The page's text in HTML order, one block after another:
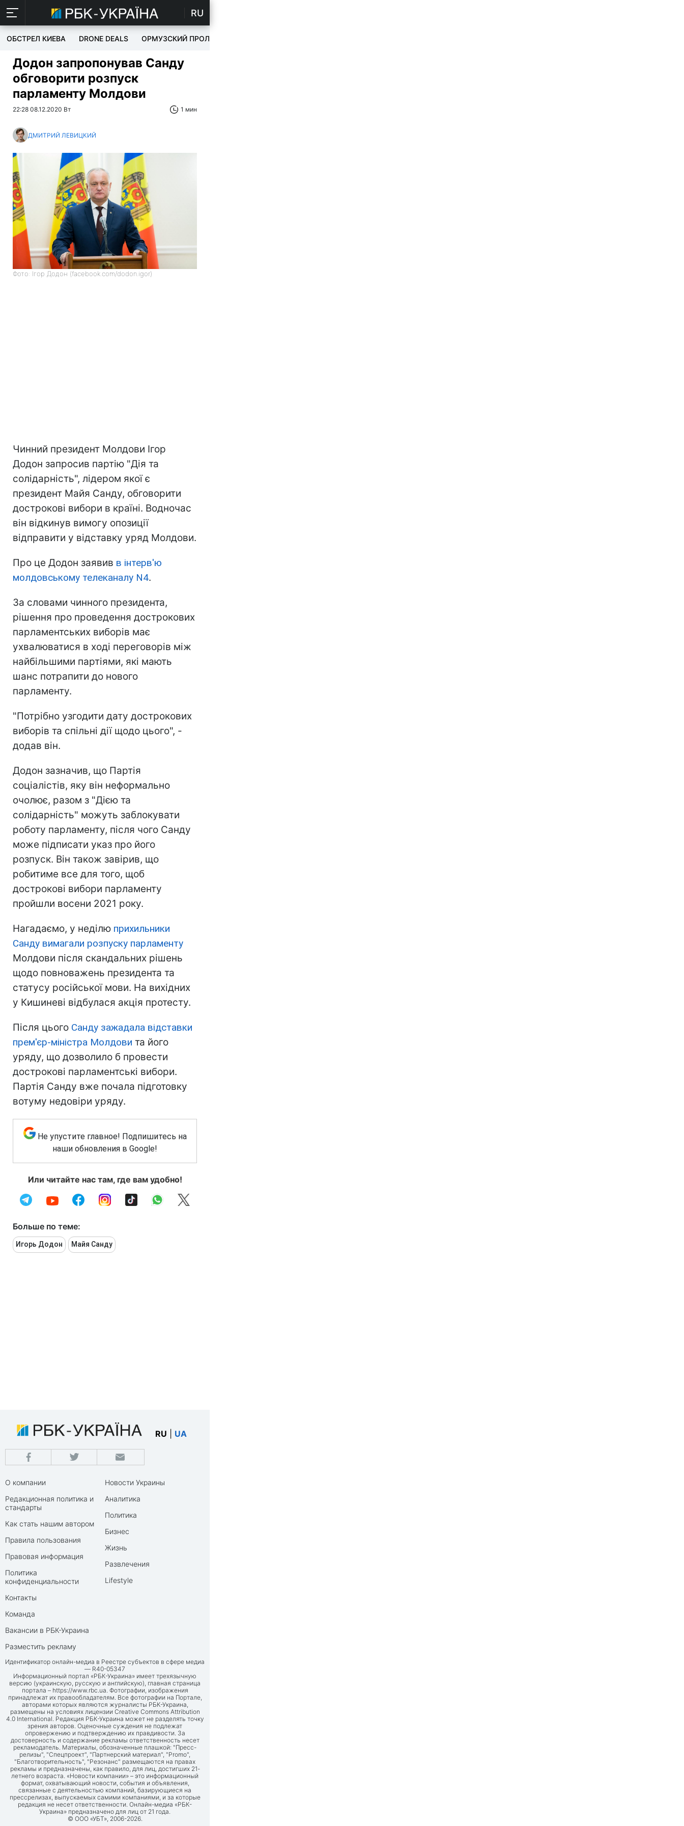
RU
ОБСТРЕЛ КИЕВА DRONE DEALS ОРМУЗСКИЙ ПРОЛИВ
Додон запропонував Санду
обговорити розпуск
парламенту Молдови
22:28 08.12.2020 Вт 1 мин
ДМИТРИЙ ЛЕВИЦКИЙ
Фото: Ігор Додон (facebook.com/dodon.igor)
Чинний президент Молдови Ігор
Додон запросив партію "Дія та
солідарність", лідером якої є
президент Майя Санду, обговорити
дострокові вибори в країні. Водночас
він відкинув вимогу опозиції
відправити у відставку уряд Молдови.
Про це Додон заявив в інтерв'ю
молдовському телеканалу N4.
За словами чинного президента,
рішення про проведення дострокових
парламентських виборів має
ухвалюватися в ході переговорів між
найбільшими партіями, які мають
шанс потрапити до нового
парламенту.
"Потрібно узгодити дату дострокових
виборів та спільні дії щодо цього", -
додав він.
Додон зазначив, що Партія
соціалістів, яку він неформально
очолює, разом з "Дією та
солідарність" можуть заблокувати
роботу парламенту, після чого Санду
може підписати указ про його
розпуск. Він також завірив, що
робитиме все для того, щоб
дострокові вибори парламенту
пройшли восени 2021 року.
Нагадаємо, у неділю прихильники
Санду вимагали розпуску парламенту
Молдови після скандальних рішень
щодо повноважень президента та
статусу російської мови. На вихідних
у Кишиневі відбулася акція протесту.
Після цього Санду зажадала відставки
прем'єр-міністра Молдови та його
уряду, що дозволило б провести
дострокові парламентські вибори.
Партія Санду вже почала підготовку
вотуму недовіри уряду.
Не упустите главное! Подпишитесь на
наши обновления в Google!
Или читайте нас там, где вам удобно!
Больше по теме:
Игорь Додон Майя Санду
RU UA
О компании
Редакционная политика и
стандарты
Как стать нашим автором
Правила пользования
Правовая информация
Политика
конфиденциальности
Контакты
Команда
Вакансии в РБК-Украина
Разместить рекламу
Новости Украины
Аналитика
Политика
Бизнес
Жизнь
Развлечения
Lifestyle
Идентификатор онлайн-медиа в Реестре субъектов в сфере медиа
— R40-05347
Информационный портал «РБК-Украина» имеет трехязычную
версию (украинскую, русскую и английскую), главная страница
портала – https://www.rbc.ua. Фотографии, изображения
принадлежат их правообладателям. Все фотографии на Портале,
авторами которых являются журналисты РБК-Украина,
размещены на условиях лицензии Creative Commons Attribution
4.0 International. Редакция РБК-Украина может не разделять точку
зрения авторов. Оценочные суждения не подлежат
опровержению и подтверждению их правдивости. За
достоверность и содержание рекламы ответственность несет
рекламодатель. Материалы, обозначенные плашкой: "Пресс-
релизы", "Спецпроект", "Партнерский материал", "Promo",
"Благотворительность", "Резонанс" размещаются на правах
рекламы и предназначены, как правило, для лиц, достигших 21-
летнего возраста. «Новости компании» – это информационный
формат, охватывающий новости, события и объявления,
связанные с деятельностью компаний, базирующиеся на
прессрелизах, выпускаемых самими компаниями, и за которые
редакция не несет ответственности. Онлайн-медиа «РБК-
Украина» предназначено для лиц от 21 года.
© ООО «УБТ», 2006-2026.